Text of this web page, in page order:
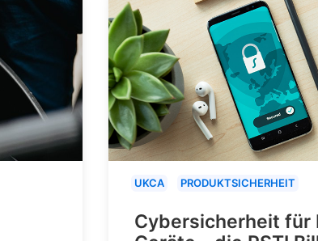
UKCA PRODUKTSICHERHEIT
Cybersicherheit für